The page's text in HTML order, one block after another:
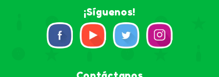
¡Síguenos!